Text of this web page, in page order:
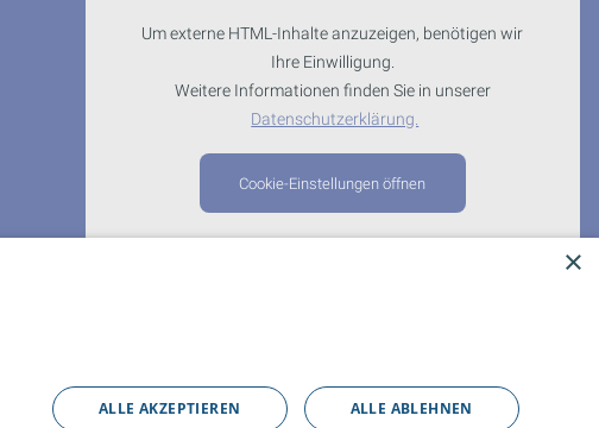
Um externe HTML-Inhalte anzuzeigen, benötigen wir
Ihre Einwilligung.
Weitere Informationen finden Sie in unserer
Datenschutzerklärung.
Cookie-Einstellungen öffnen
×
ALLE AKZEPTIEREN ALLE ABLEHNEN